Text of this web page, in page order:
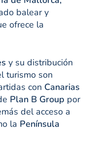
balear y
ofrece la
y su distribución
turismo son
con Canarias
Plan B Group por
del acceso a
la Península